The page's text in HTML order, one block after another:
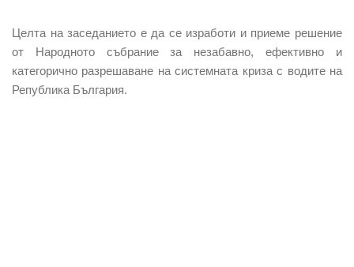
Целта на заседанието е да се изработи и приеме решение
от Народното събрание за незабавно, ефективно и
категорично разрешаване на системната криза с водите на
Република България.